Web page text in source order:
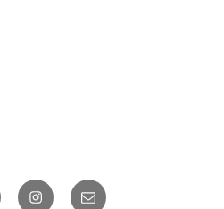
InstagramCorreu